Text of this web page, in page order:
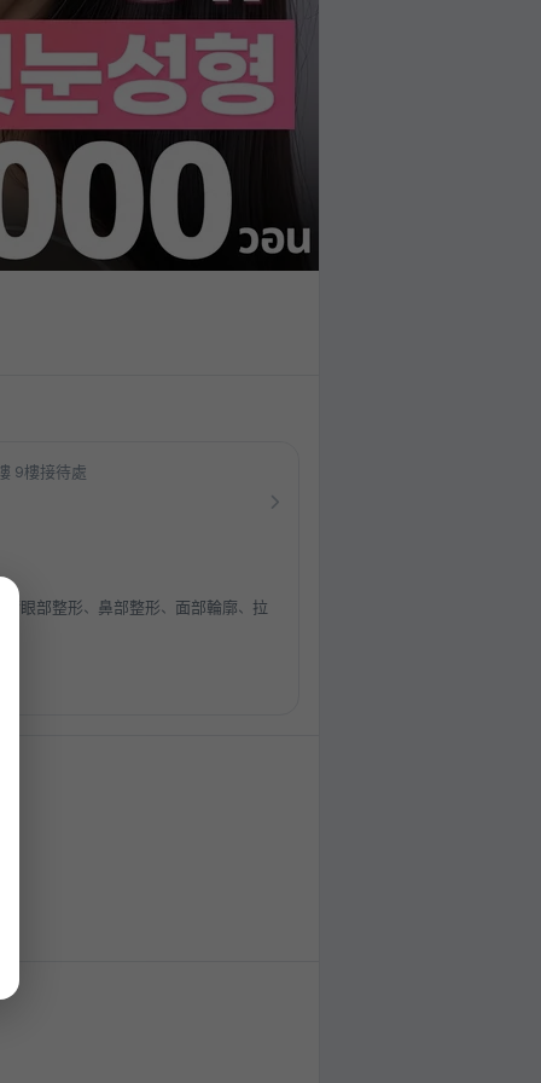
9樓接待處
眼部整形、鼻部整形、面部輪廓、拉